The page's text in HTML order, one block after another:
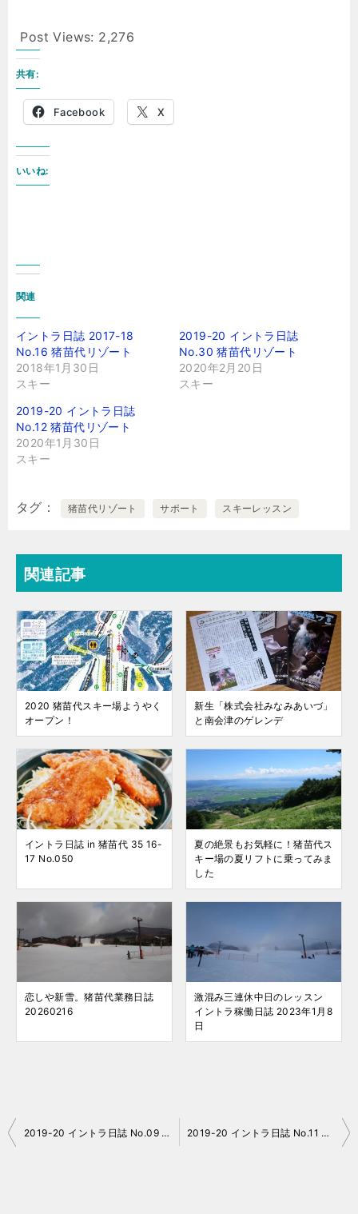
Post Views: 2,276
共有:
Facebook X
いいね:
関連
イントラ日誌 2017-18
No.16 猪苗代リゾート
2018年1月30日
スキー
2019-20 イントラ日誌
No.30 猪苗代リゾート
2020年2月20日
スキー
2019-20 イントラ日誌
No.12 猪苗代リゾート
2020年1月30日
スキー
タグ 猪苗代リゾート サポート スキーレッスン
関連記事
2020 猪苗代スキー場ようやく
オープン！
新生「株式会社みなみあいづ」
と南会津のゲレンデ
イントラ日誌 in 猪苗代 35 16-
17 No.050
夏の絶景もお気軽に！猪苗代ス
キー場の夏リフトに乗ってみま
した
恋しや新雪。猪苗代業務日誌
20260216
激混み三連休中日のレッスン
イントラ稼働日誌 2023年1月8
日
投
2019-20 イントラ日誌 No.09 猪苗代リゾート 2019-20 イントラ日誌 No.11 猪苗代リゾート